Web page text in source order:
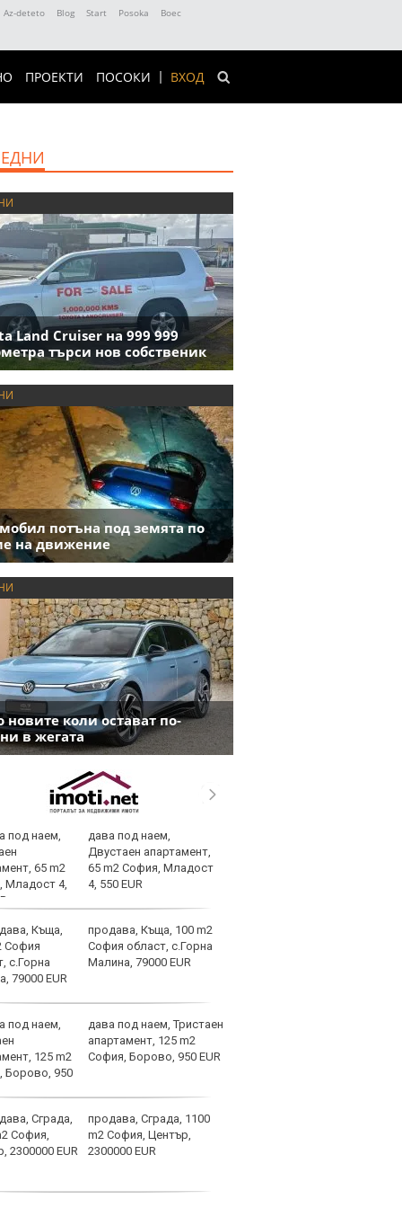
Az-deteto Blog Start Posoka
Boec
ВХОД
ПРОЕКТИ ПОСОКИ
Land Cruiser на 999 999
търси нов собственик
потъна под земята по
на движение
новите коли остават по-
в жегата
дава под наем,
Двустаен апартамент,
65 m2 София, Младост
4, 550 EUR
продава, Къща, 100 m2
София област, с.Горна
Малина, 79000 EUR
дава под наем, Тристаен
апартамент, 125 m2
София, Борово, 950 EUR
продава, Сграда, 1100
m2 София, Център,
2300000 EUR